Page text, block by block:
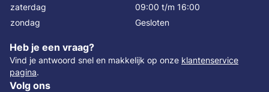
zaterdag
09:00 t/m 16:00
zondag
Gesloten
Heb je een vraag?
Vind je antwoord snel en makkelijk op onze klantenservice
pagina.
Volg ons